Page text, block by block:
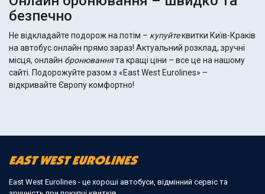
безпечно
Не відкладайте подорож на потім – купуйтеквитки Київ-Краків
на автобус онлайн прямо зараз! Актуальний розклад, зручні
місця, онлайн бронюваннята кращі ціни – все це на нашому
сайті. Подорожуйте разом з «East West Eurolines» –
відкривайте Європу комфортно!
East West Eurolines - це хороші автобуси, відмінний сервіс та